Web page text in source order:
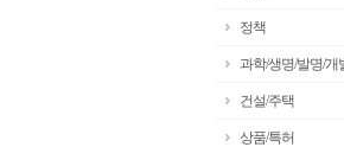
정책
과학/생명/발명/개
건설/주택
상품/특허